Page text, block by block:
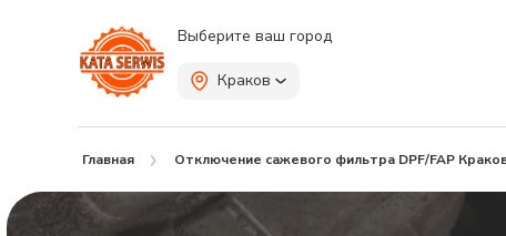
Выберите ваш город
Краков
Главная Отключение сажевого фильтра DPF/FAP